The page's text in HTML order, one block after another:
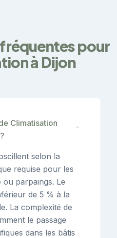
pour
à Dijon
Climatisation
⌄
selon la
requise pour les
ou parpaings. Le
de 5 % à la
La complexité de
le passage
dans les bâtis